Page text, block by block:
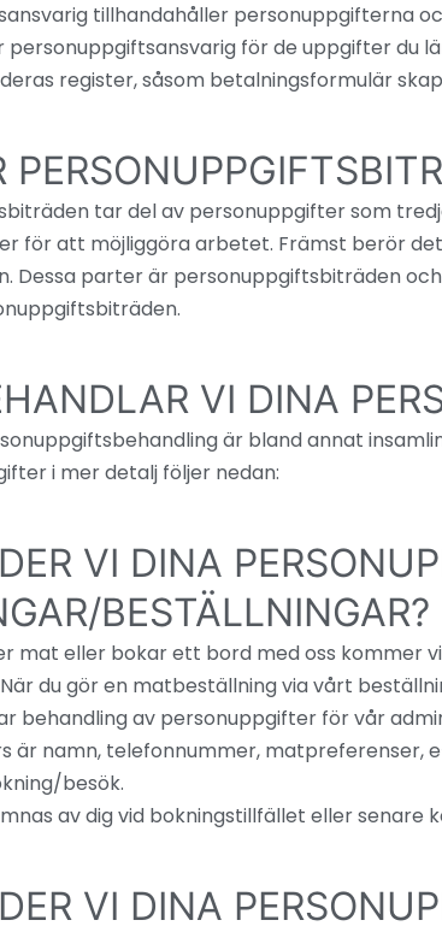
tillhandahåller personuppgifterna
personuppgiftsansvarig för de uppgifter
register, såsom betalningsformulär
tar del av personuppgifter som
för att möjliggöra arbetet. Främst berör
Dessa parter är personuppgiftsbiträden
VI DINA
är bland annat
i mer detalj följer nedan:
VI DINA
BESTÄLLNINGAR?
mat eller bokar ett bord med oss kommer
du gör en matbeställning via vårt
behandling av personuppgifter för vår
är namn, telefonnummer,
besök.
av dig vid bokningstillfället eller senare
VI DINA